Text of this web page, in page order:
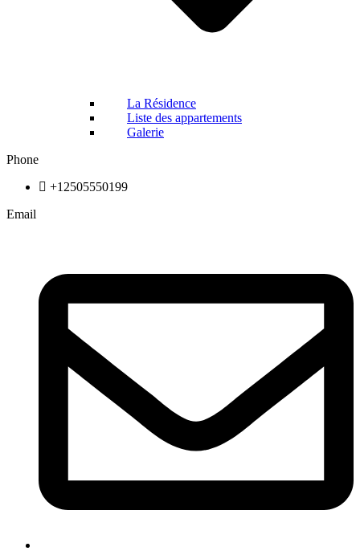
La Résidence
Liste des appartements
Galerie
Phone
+12505550199
Email